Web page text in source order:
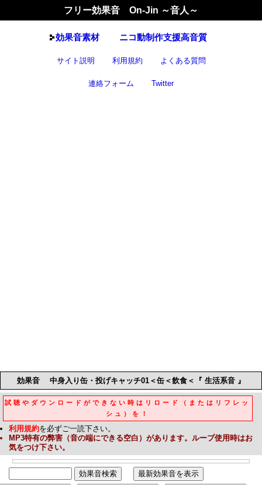
フリー効果音 On-Jin ～音人～
効果音素材 ニコ動制作支援高音質
サイト説明 利用規約 よくある質問
連絡フォーム Twitter
効果音中身入り缶・投げキャッチ01＜缶＜飲食＜『 生活系音 』
試聴やダウンロードができない時はリロード（またはリフレッ
シュ）を！
利用規約を必ずご一読下さい。
MP3特有の弊害（音の端にできる空白）があります。ループ使用時はお
気をつけ下さい。